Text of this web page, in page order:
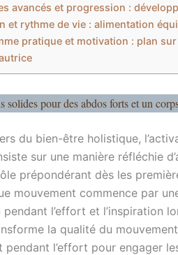
avancés et progression :
et rythme de vie : alimentation
pratique et motivation : plan
solides pour des abdos forts et un
du bien-être holistique,
sur une manière réfléchie
prépondérant dès les
mouvement commence par
pendant l’effort et l’inspiration
la qualité du
pendant l’effort pour engager